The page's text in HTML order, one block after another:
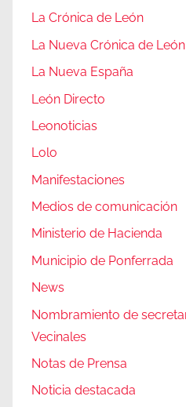
La Crónica de León
La Nueva Crónica de León
La Nueva España
León Directo
Leonoticias
Lolo
Manifestaciones
Medios de comunicación
Ministerio de Hacienda
Municipio de Ponferrada
News
Nombramiento de
Vecinales
Notas de Prensa
Noticia destacada